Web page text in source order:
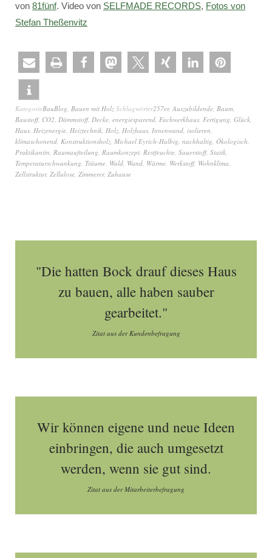
von 81fünf. Video von SELFMADE RECORDS, Fotos von
Stefan Theßenvitz
KategorieBauBlog, Bauen mit Holz Schlagwörter257er, Auszubildende, Baum,
Baustoff, CO2, Dämmstoff, Decke, energiesparend, Fachwerkhaus, Fertigung, Glück,
Haus, Heizenergie, Heiztechnik, Holz, Holzhaus, Innenwand, isolieren,
klimaschonend, Konstruktionsholz, Michael Eyrich-Halbig, nachhaltig, Ökologisch,
Praktikantin, Raumaufteilung, Raumkonzept, Restfeuchte, Sauerstoff, Statik,
Temperaturschwankung, Träume, Wald, Wand, Wärme, Werkstoff, Wohnklima,
Zellstruktur, Zellulose, Zimmerer, Zuhause
"Die hatten Bock drauf dieses Haus
zu bauen, alle haben sauber
gearbeitet."
Zitat aus der Kundenbefragung
Wir können eigene und neue Ideen
einbringen, die auch umgesetzt
werden, wenn sie gut sind.
Zitat aus der Mitarbeiterbefragung